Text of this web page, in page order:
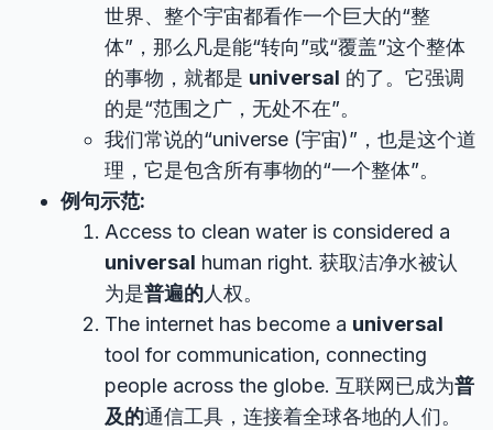
世界、整个宇宙都看作一个巨大的“整
体”，那么凡是能“转向”或“覆盖”这个整体
的事物，就都是 universal 的了。它强调
的是“范围之广，无处不在”。
我们常说的“universe (宇宙)”，也是这个道
理，它是包含所有事物的“一个整体”。
例句示范:
Access to clean water is considered a
universal human right. 获取洁净水被认
为是普遍的人权。
The internet has become a universal
tool for communication, connecting
people across the globe. 互联网已成为普
及的通信工具，连接着全球各地的人们。